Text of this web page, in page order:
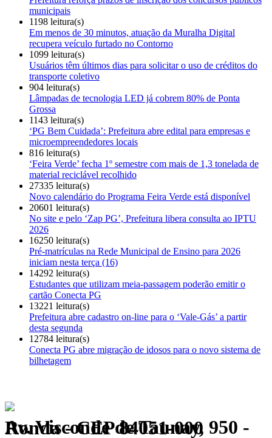
municipais
1198 leitura(s)
Em menos de 30 minutos, atuação da Muralha Digital
recupera veículo furtado no Contorno
1099 leitura(s)
Usuários têm últimos dias para solicitar o uso de créditos do
transporte coletivo
904 leitura(s)
Lâmpadas de tecnologia LED já cobrem 80% de Ponta
Grossa
1143 leitura(s)
‘PG Bem Cuidada’: Prefeitura abre edital para empresas e
microempreendedores locais
816 leitura(s)
‘Feira Verde’ fecha 1º semestre com mais de 1,3 tonelada de
material reciclável recolhido
27335 leitura(s)
Novo calendário do Programa Feira Verde está disponível
20601 leitura(s)
No site e pelo ‘Zap PG’, Prefeitura libera consulta ao IPTU
2026
16250 leitura(s)
Pré-matrículas na Rede Municipal de Ensino para 2026
iniciam nesta terça (16)
14292 leitura(s)
Estudantes que utilizam meia-passagem poderão emitir o
cartão Conecta PG
13221 leitura(s)
Prefeitura abre cadastro on-line para o ‘Vale-Gás’ a partir
desta segunda
12784 leitura(s)
Conecta PG abre migração de idosos para o novo sistema de
bilhetagem
Av. Visconde de Taunay, 950 - Ronda - CEP 84051-000